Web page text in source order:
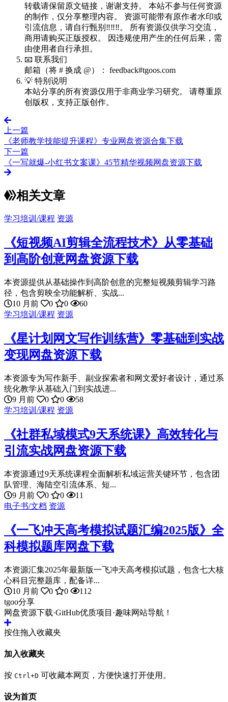
转载请保留原文链接，谢谢支持。 本站不参与任何资源
的制作，仅分享整理内容。 资源可能带有原作者水印或
引流信息，请自行甄别‼️‼️‼️。 所有资源仅供学习交流，
商用请购买正版授权。 因违规使用产生的任何后果，需
由使用者自行承担。
📧 联系我们
邮箱（将 # 换成 @）： feedback#tgoos.com
💡 特别说明
本站分享的所有资源仅用于非商业学习研究。 请尊重原
创版权，支持正版创作。
上一篇
《老师教学技能提升课程》专业网盘资源合集下载
下一篇
《一写就爆-小红书文案课》45节精华视频网盘资源下载
相关文章
学习培训/课程 资源
《短视频AI剪辑全流程技术》从零基础
到高阶创意网盘资源下载
本资源提供从基础操作到高阶创意的完整短视频剪辑学习路
径，包含剪映全功能解析、实战...
10 月前
0 0
60
学习培训/课程 资源
《星计划网文写作训练营》零基础到实战
变现网盘资源下载
本资源专为写作新手、副业探索者和网文爱好者设计，通过系
统化教学从基础入门到实战进...
9 月前
0 0
58
学习培训/课程 资源
《社群私域模式9天系统课》高效转化与
引流实战网盘资源下载
本资源通过9天系统课程全面解析私域运营关键环节，包含团
队管理、海陆空引流体系、短...
9 月前
0 0
11
电子书/文档 资源
《一飞冲天高考模拟试题汇编2025版》全
科模拟题库网盘下载
本资源汇集2025年最新版一飞冲天高考模拟试题，包含七大核
心科目完整题库，配备详...
10 月前
0 0
112
tgoo分享
网盘资源下载·GitHub优质项目·趣味网站导航！
按住拖入收藏夹
加入收藏夹
按 Ctrl+D 可收藏本网页，方便快速打开使用。
设为首页